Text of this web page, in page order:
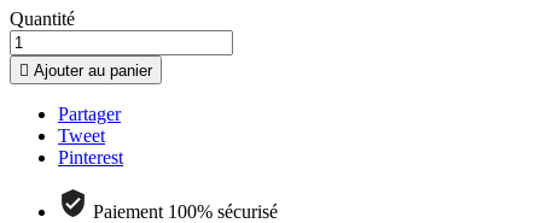
Quantité
 Ajouter au panier
Partager
Tweet
Pinterest
Paiement 100% sécurisé